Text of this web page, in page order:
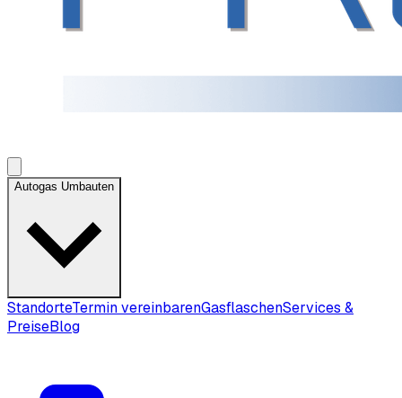
Autogas Umbauten
StandorteTermin vereinbarenGasflaschenServices &
PreiseBlog